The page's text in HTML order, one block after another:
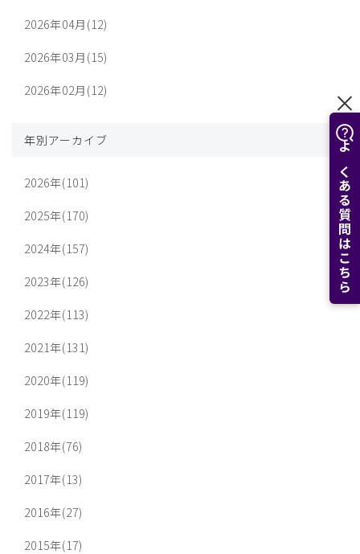
よくある質問はこちら
2026年04月(12)
2026年03月(15)
2026年02月(12)
年別アーカイブ
2026年(101)
2025年(170)
2024年(157)
2023年(126)
2022年(113)
2021年(131)
2020年(119)
2019年(119)
2018年(76)
2017年(13)
2016年(27)
2015年(17)